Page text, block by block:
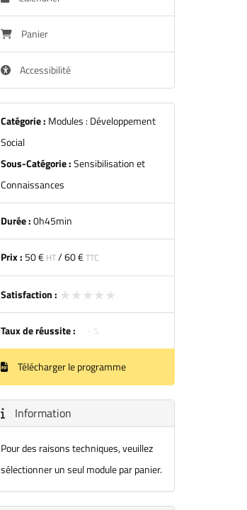
Panier
Accessibilité
Catégorie : Modules : Développement
Social
Sous-Catégorie :Sensibilisation et
Connaissances
Durée :0h45min
Prix : 50 € HT/60 €TTC
Satisfaction : ★★★★★
★★★★★
Taux de réussite :
Télécharger le programme
Information
Pour des raisons techniques, veuillez
sélectionner un seul module par panier.